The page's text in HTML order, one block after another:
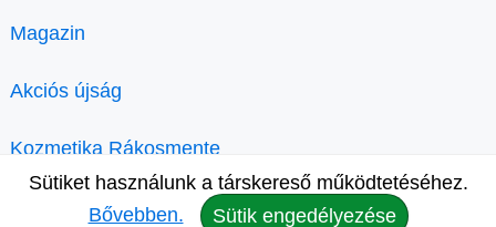
Magazin
Akciós újság
Kozmetika Rákosmente
Sütiket használunk a társkereső működtetéséhez.
Bővebben.
Sütik engedélyezése